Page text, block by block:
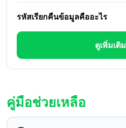
รหัสเรียกคืนข้อมูลคืออะไร
ดูเพิ่มเติม
คู่มือช่วยเหลือ